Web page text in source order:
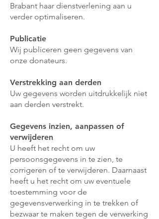
Brabant haar dienstverlening aan u
verder optimaliseren.
Publicatie
Wij publiceren geen gegevens van
onze donateurs.
Verstrekking aan derden
Uw gegevens worden uitdrukkelijk niet
aan derden verstrekt.
Gegevens inzien, aanpassen of
verwijderen
U heeft het recht om uw
persoonsgegevens in te zien, te
corrigeren of te verwijderen. Daarnaast
heeft u het recht om uw eventuele
toestemming voor de
gegevensverwerking in te trekken of
bezwaar te maken tegen de verwerking